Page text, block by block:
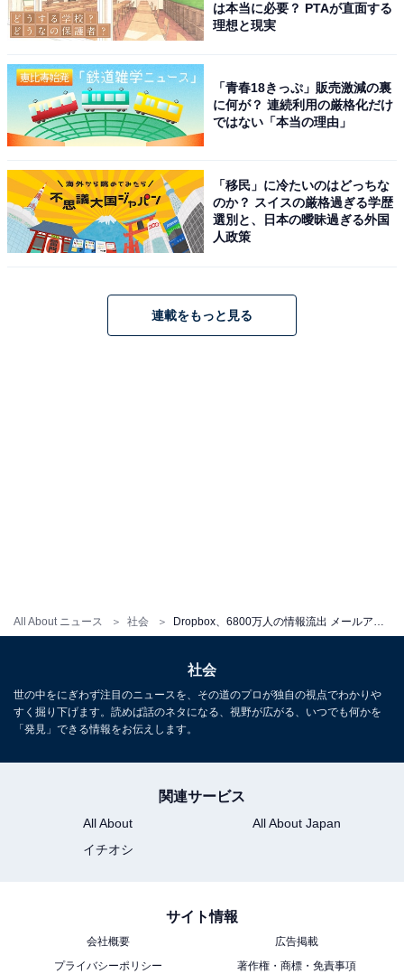
All About ニュース 社会
斎藤氏は、ユーザーができる対策として、まず、パスワ
とに別々のパスワードを設ける必要があると同時に、推
測可能な弱いパスワードを使わない（意味を持たないラ
ンダムな大小英数字及び記号のパスワードを使う）こと
またパスワードを使うデバイスにはウイルス対策ソフト
ログインがあると登録したアドレスにメールが届くとい
このようなサービスをしっかりと活用してほしいと齋藤
氏は述べている。
【関連リンク】
自分のメールアドレスが流出していないか確かめる方法
狙われるネット銀行、フィッシング詐欺からどう守る？
は本当に必要？ PTAが直面する
理想と現実
「青春18きっぷ」販売激減の裏
に何が？ 連続利用の厳格化だけ
ではない「本当の理由」
「移民」に冷たいのはどっちな
のか？ スイスの厳格過ぎる学歴
選別と、日本の曖昧過ぎる外国
人政策
連載をもっと見る
社会
世の中をにぎわず注目のニュースを、その道のプロが独自の視点でわかりや
すく掘り下げます。読めば話のネタになる、視野が広がる、いつでも何かを
「発見」できる情報をお伝えします。
関連サービス
All About
All About Japan
イチオシ
サイト情報
会社概要
広告掲載
プライバシーポリシー
著作権・商標・免責事項